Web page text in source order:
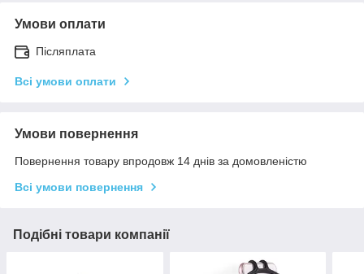
Умови оплати
Післяплата
Всі умови оплати
Умови повернення
Повернення товару впродовж 14 днів за домовленістю
Всі умови повернення
Подібні товари компанії